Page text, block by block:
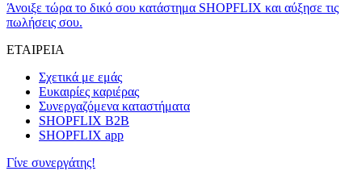
Άνοιξε τώρα το δικό σου κατάστημα SHOPFLIX και αύξησε τις
πωλήσεις σου.
ΕΤΑΙΡΕΙΑ
Σχετικά με εμάς
Ευκαιρίες καριέρας
Συνεργαζόμενα καταστήματα
SHOPFLIX B2B
SHOPFLIX app
Γίνε συνεργάτης!